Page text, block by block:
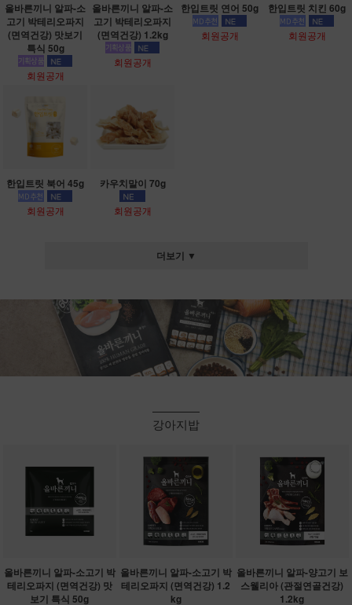
올바른끼니 알파-소
고기 박테리오파지
(면역건강) 맛보기
특식 50g
회원공개
올바른끼니 알파-소
고기 박테리오파지
(면역건강) 1.2kg
회원공개
한입트릿 연어 50g
회원공개
한입트릿 치킨 60g
회원공개
한입트릿 북어 45g
회원공개
카우치말이 70g
회원공개
더보기 ▼
강아지밥
올바른끼니 알파-소고기 박
테리오파지 (면역건강) 맛
보기 특식 50g
올바른끼니 알파-소고기 박
테리오파지 (면역건강) 1.2
kg
올바른끼니 알파-양고기 보
스웰리아 (관절연골건강)
1.2kg